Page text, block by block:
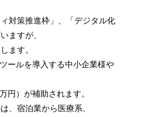
対策推進枠」、「デジタル化
ますが、
ます。
ールを導入する中小企業様や
円）が補助されます。
、宿泊業から医療系、